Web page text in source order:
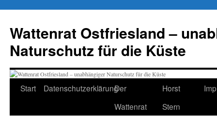
springen
Wattenrat Ostfriesland –
Naturschutz für die Küste
Start DatenschutzerklärungDer
Wattenrat
Horst
Stern